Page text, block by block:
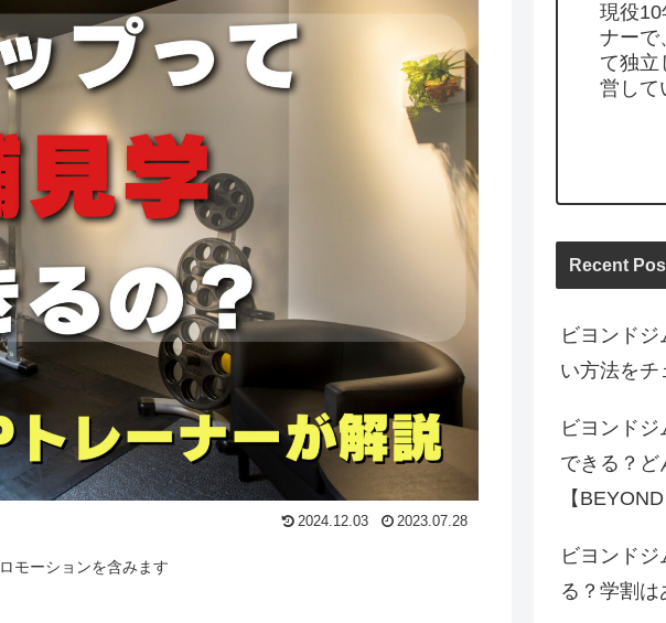
2024.12.03 2023.07.28
モーションを含みます
現役
ナーで
て独立
営して
Recent
ビヨンド
い方法をチ
ビヨンド
できる？ど
【BEYOND
ビヨンド
る？学割は